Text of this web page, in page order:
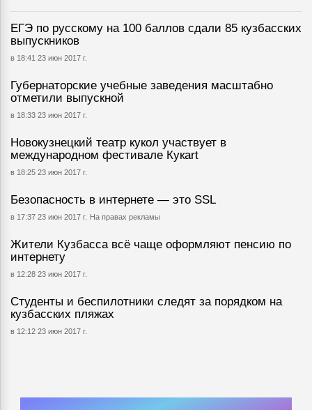
ЕГЭ по русскому на 100 баллов сдали 85 кузбасских
выпускников
в 18:41 23 июн 2017 г.
Губернаторские учебные заведения масштабно
отметили выпускной
в 18:33 23 июн 2017 г.
Новокузнецкий театр кукол участвует в
международном фестивале Кукart
в 18:25 23 июн 2017 г.
Безопасность в интернете — это SSL
в 17:37 23 июн 2017 г. На правах рекламы
Жители Кузбасса всё чаще оформляют пенсию по
интернету
в 12:28 23 июн 2017 г.
Студенты и беспилотники следят за порядком на
кузбасских пляжах
в 12:12 23 июн 2017 г.